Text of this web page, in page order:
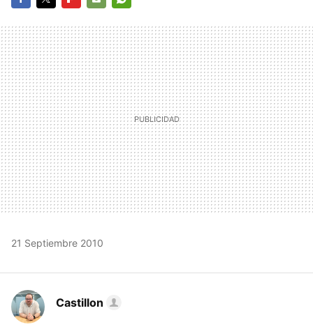
MAIL
21 Septiembre 2010
Castillon